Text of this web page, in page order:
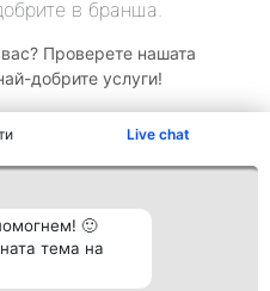
Live chat
🙂
тема на
в бранша.
Проверете нашата
добрите услуги!